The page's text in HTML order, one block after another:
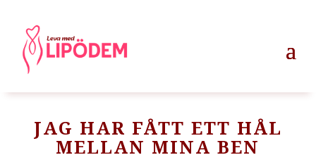
JAG HAR FÅTT ETT HÅL
MELLAN MINA BEN